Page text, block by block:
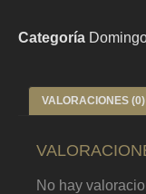
Categoría
VALORACIONES (0)
No hay